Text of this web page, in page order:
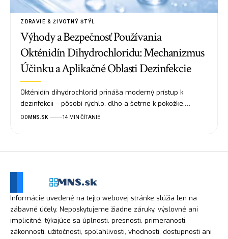
ZDRAVIE & ŽIVOTNÝ ŠTÝL
Výhody a Bezpečnosť Používania
Okténidín Dihydrochloridu: Mechanizmus
Účinku a Aplikačné Oblasti Dezinfekcie
Okténidín dihydrochlorid prináša moderný prístup k
dezinfekcii – pôsobí rýchlo, dlho a šetrne k pokožke.…
OD MNS.SK 14 MIN ČÍTANIE
Informácie uvedené na tejto webovej stránke slúžia len na
zábavné účely. Neposkytujeme žiadne záruky, výslovné ani
implicitné, týkajúce sa úplnosti, presnosti, primeranosti,
zákonnosti, užitočnosti, spoľahlivosti, vhodnosti, dostupnosti ani